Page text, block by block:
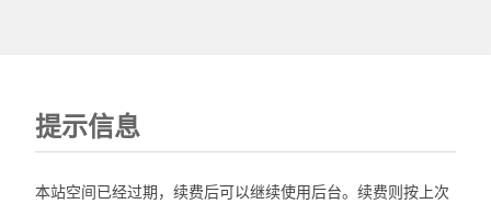
提示信息
本站空间已经过期，续费后可以继续使用后台。续费则按上次